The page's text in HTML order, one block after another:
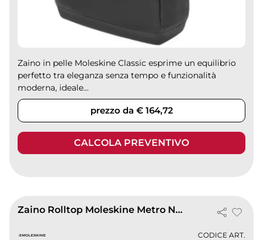
Zaino in pelle Moleskine Classic esprime un equilibrio
perfetto tra eleganza senza tempo e funzionalità
moderna, ideale...
prezzo da € 164,72
CALCOLA PREVENTIVO
Zaino Rolltop Moleskine Metro Nero 15'' in Poliammide Rilsan®
CODICE ART.